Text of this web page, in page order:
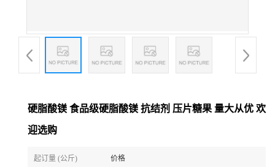
硬脂酸镁 食品级硬脂酸镁 抗结剂 压片糖果 量大从优 欢
迎选购
起订量 (公斤) 价格